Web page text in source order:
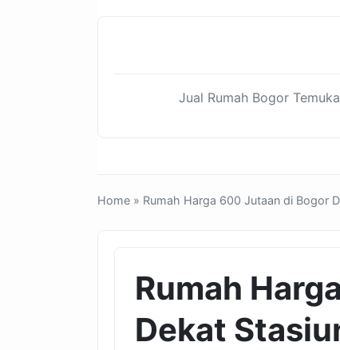
Jual Rumah Bogor
Home » Rumah Harga 600 Jutaan di Bogor
Rumah
Dekat